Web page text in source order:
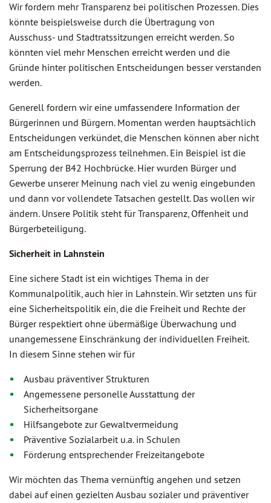
Wir fordern mehr Transparenz bei politischen Prozessen. Dies
könnte beispielsweise durch die Übertragung von
Ausschuss- und Stadtratssitzungen erreicht werden. So
könnten viel mehr Menschen erreicht werden und die
Gründe hinter politischen Entscheidungen besser verstanden
werden.
Generell fordern wir eine umfassendere Information der
Bürgerinnen und Bürgern. Momentan werden hauptsächlich
Entscheidungen verkündet, die Menschen können aber nicht
am Entscheidungsprozess teilnehmen. Ein Beispiel ist die
Sperrung der B42 Hochbrücke. Hier wurden Bürger und
Gewerbe unserer Meinung nach viel zu wenig eingebunden
und dann vor vollendete Tatsachen gestellt. Das wollen wir
ändern. Unsere Politik steht für Transparenz, Offenheit und
Bürgerbeteiligung.
Sicherheit in Lahnstein
Eine sichere Stadt ist ein wichtiges Thema in der
Kommunalpolitik, auch hier in Lahnstein. Wir setzten uns für
eine Sicherheitspolitik ein, die die Freiheit und Rechte der
Bürger respektiert ohne übermäßige Überwachung und
unangemessene Einschränkung der individuellen Freiheit.
In diesem Sinne stehen wir für
Ausbau präventiver Strukturen
Angemessene personelle Ausstattung der
Sicherheitsorgane
Hilfsangebote zur Gewaltvermeidung
Präventive Sozialarbeit u.a. in Schulen
Förderung entsprechender Freizeitangebote
Wir möchten das Thema vernünftig angehen und setzen
dabei auf einen gezielten Ausbau sozialer und präventiver